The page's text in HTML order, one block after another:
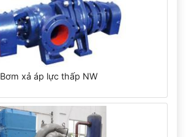
Bơm xả áp lực thấp NW